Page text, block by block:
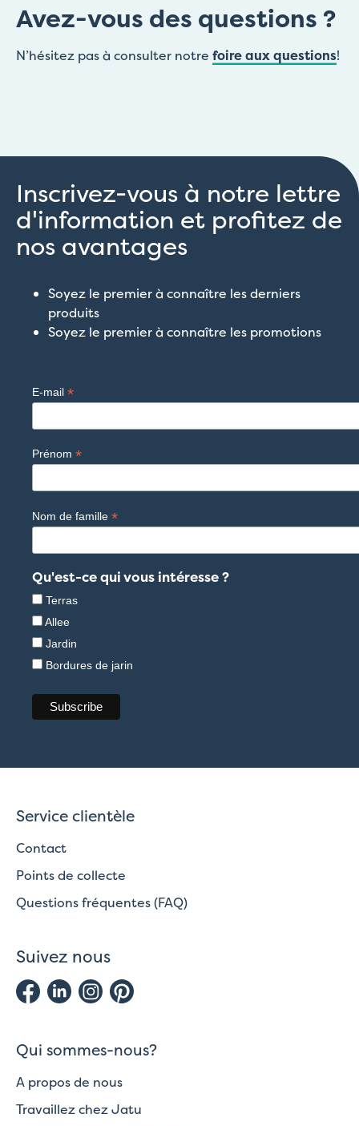
Avez-vous des questions ?
N’hésitez pas à consulter notre foire aux questions!
Inscrivez-vous à notre lettre
d'information et profitez de
nos avantages
Soyez le premier à connaître les derniers
produits
Soyez le premier à connaître les promotions
E-mail *
Prénom *
Nom de famille *
Qu'est-ce qui vous intéresse ?
Terras
Allee
Jardin
Bordures de jarin
Service clientèle
Contact
Points de collecte
Questions fréquentes (FAQ)
Suivez nous
Qui sommes-nous?
A propos de nous
Travaillez chez Jatu